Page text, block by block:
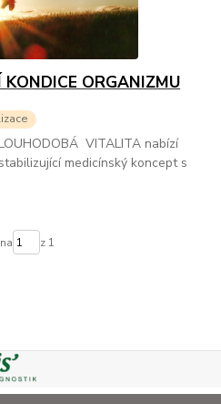
ORGANIZMU
VITALITA nabízí
medicínský koncept s
z 1